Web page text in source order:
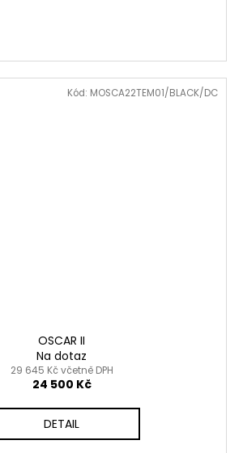
OSCAR II
Na dotaz
29 645 Kč včetně DPH
24 500 Kč
DETAIL
Kód: MOSCA22TEM01/BLACK/DC